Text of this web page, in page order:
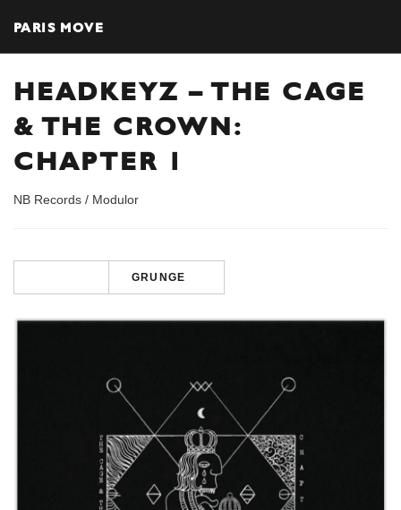
PARIS MOVE
HEADKEYZ – THE CAGE
& THE CROWN:
CHAPTER 1
NB Records / Modulor
GRUNGE